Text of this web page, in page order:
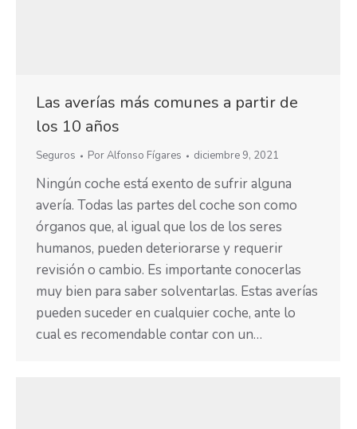
Las averías más comunes a partir de
los 10 años
Seguros PorAlfonso Fígares diciembre 9, 2021
Ningún coche está exento de sufrir alguna
avería. Todas las partes del coche son como
órganos que, al igual que los de los seres
humanos, pueden deteriorarse y requerir
revisión o cambio. Es importante conocerlas
muy bien para saber solventarlas. Estas averías
pueden suceder en cualquier coche, ante lo
cual es recomendable contar con un…